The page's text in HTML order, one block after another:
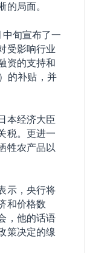
局面。
旬宣布了一
受影响行业
资的支持和
的补贴，并
本经济大臣
税。更进一
牲农产品以
示，央行将
和价格数
，他的话语
策决定的缐